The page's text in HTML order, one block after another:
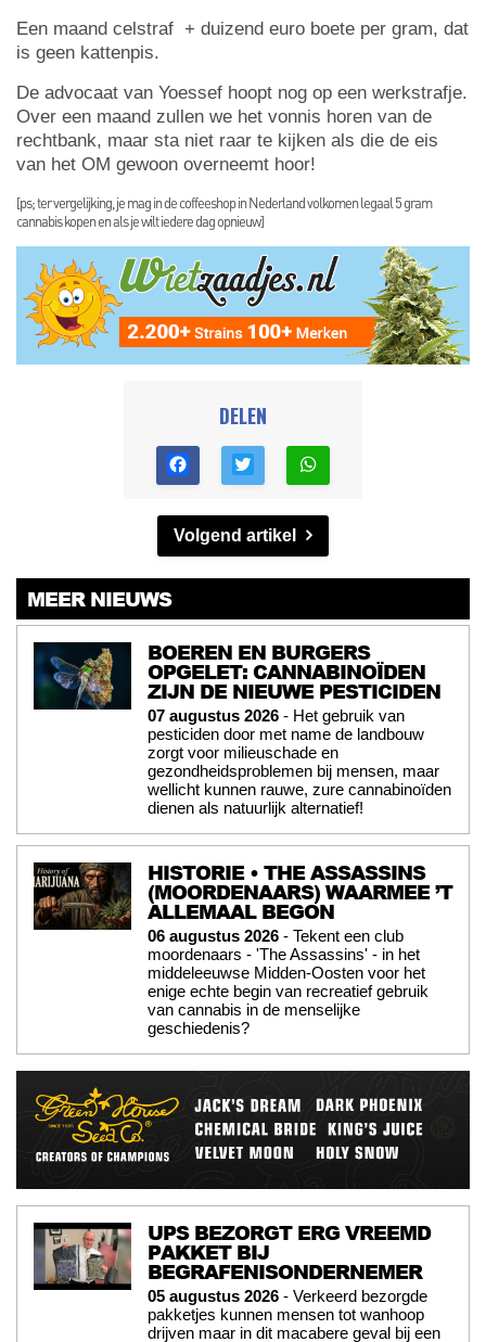
Een maand celstraf + duizend euro boete per gram, dat
is geen kattenpis.
De advocaat van Yoessef hoopt nog op een werkstrafje.
Over een maand zullen we het vonnis horen van de
rechtbank, maar sta niet raar te kijken als die de eis
van het OM gewoon overneemt hoor!
[ps; ter vergelijking, je mag in de coffeeshop in Nederland volkomen legaal 5 gram
cannabis kopen en als je wilt iedere dag opnieuw]
DELEN
Volgend artikel
MEER NIEUWS
BOEREN EN BURGERS
OPGELET: CANNABINOÏDEN
ZIJN DE NIEUWE PESTICIDEN
07 augustus 2026 - Het gebruik van
pesticiden door met name de landbouw
zorgt voor milieuschade en
gezondheidsproblemen bij mensen, maar
wellicht kunnen rauwe, zure cannabinoïden
dienen als natuurlijk alternatief!
HISTORIE • THE ASSASSINS
(MOORDENAARS) WAARMEE ’T
ALLEMAAL BEGON
06 augustus 2026 - Tekent een club
moordenaars - 'The Assassins' - in het
middeleeuwse Midden-Oosten voor het
enige echte begin van recreatief gebruik
van cannabis in de menselijke
geschiedenis?
UPS BEZORGT ERG VREEMD
PAKKET BIJ
BEGRAFENISONDERNEMER
05 augustus 2026 - Verkeerd bezorgde
pakketjes kunnen mensen tot wanhoop
drijven maar in dit macabere geval bij een